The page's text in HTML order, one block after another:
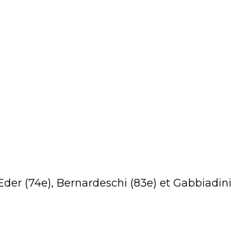
(74e), Bernardeschi (83e) et Gabbiadini